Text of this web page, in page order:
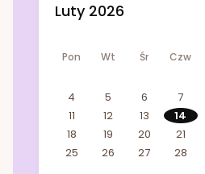
Luty 2026
Pon Wt Śr Czw
4
5 6 7
11
12 13 14
18
19 20 21
25
26 27 28